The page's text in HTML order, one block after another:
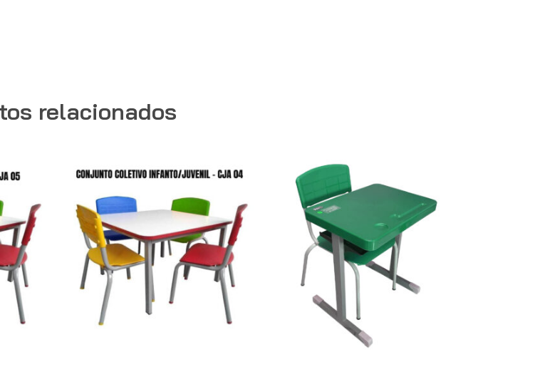
relacionados